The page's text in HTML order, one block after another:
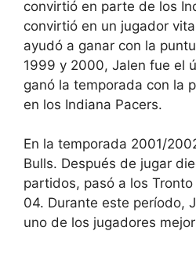
convirtió en parte de los
convirtió en un jugador
ayudó a ganar con la
1999 y 2000, Jalen fue el
ganó la temporada con la
en los Indiana Pacers.
En la temporada 2001/
Bulls. Después de jugar
partidos, pasó a los
04. Durante este período,
uno de los jugadores